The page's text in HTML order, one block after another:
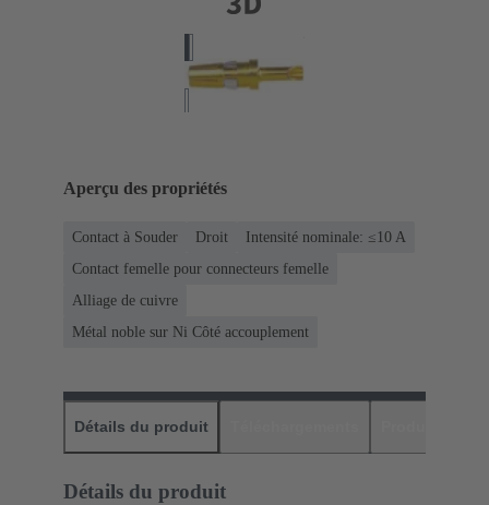
Aperçu des propriétés
Contact à Souder Droit
Intensité nominale: ≤10 A
Contact femelle pour connecteurs femelle
Alliage de cuivre
Métal noble sur Ni Côté accouplement
Détails du produit
Détails du produit